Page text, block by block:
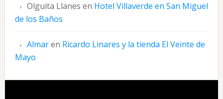
Olguita Llanes en Hotel Villaverde en San Miguel
de los Baños
Almaren Ricardo Linares y la tienda El Veinte de
Mayo